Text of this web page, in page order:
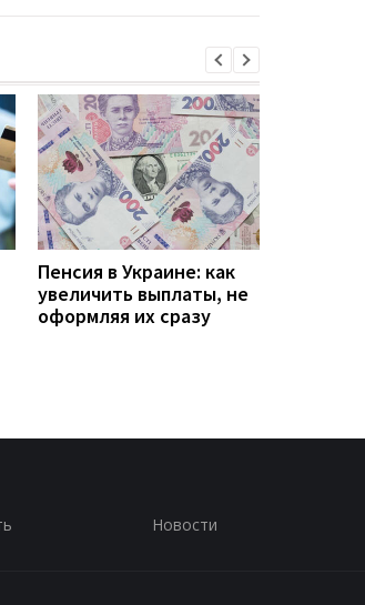
Пенсия в Украине: как
увеличить выплаты, не
оформляя их сразу
Новости